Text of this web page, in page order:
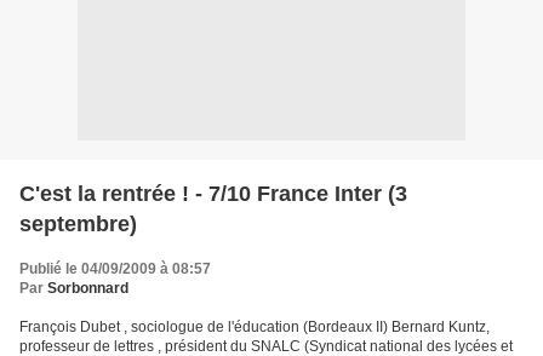
C'est la rentrée ! - 7/10 France Inter (3
septembre)
Publié le 04/09/2009 à 08:57
Par Sorbonnard
François Dubet , sociologue de l'éducation (Bordeaux II) Bernard Kuntz,
professeur de lettres , président du SNALC (Syndicat national des lycées et